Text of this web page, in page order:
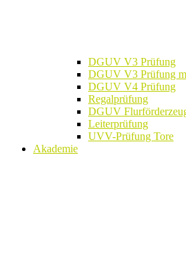
DGUV V3 Prüfung
DGUV V3 Prüfung
DGUV V4 Prüfung
Regalprüfung
DGUV
Leiterprüfung
UVV-Prüfung Tore
Akademie